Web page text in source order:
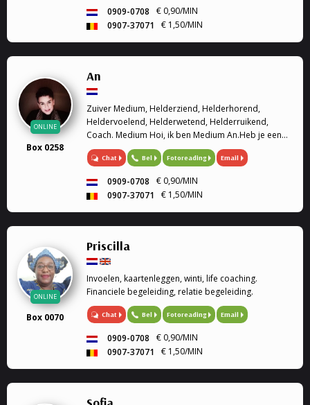
0909-0708
€ 0,90/MIN
0907-37071
€ 1,50/MIN
ONLINE
Box 0258
An
Zuiver Medium, Helderziend, Helderhorend,
Heldervoelend, Helderwetend, Helderruikend,
Coach. Medium Hoi, ik ben Medium An.Heb je een
situatie die jou positief of negatief bezighoudt?Met
mijn hulp kunnen dingen verhelderd worden.Vaak
Chat Bel Fotoreading Email
0909-0708
€ 0,90/MIN
0907-37071
€ 1,50/MIN
ONLINE
Box 0070
Priscilla
Invoelen, kaartenleggen, winti, life coaching.
Financiele begeleiding, relatie begeleiding.
Chat Bel Fotoreading Email
0909-0708
€ 0,90/MIN
0907-37071
€ 1,50/MIN